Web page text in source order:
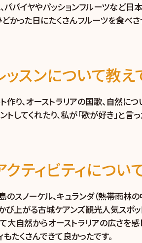
パパイヤやパッションフルーツなど
かった日にたくさんフルーツを食べさ
ッスンについて教え
作り、オーストラリアの国歌、自然に
トしてくれたり、私が「歌が好き」と
クティビティについ
のスノーケル、キュランダ（熱帯雨林
び上がる古城ケアンズ観光人気スポッ
大自然からオーストラリアの広さを
もたくさんできて良かったです。